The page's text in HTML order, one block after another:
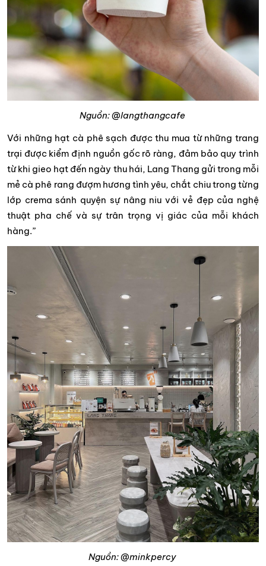
Nguồn: @langthangcafe
Với những hạt cà phê sạch được thu mua từ những trang
trại được kiểm định nguồn gốc rõ ràng, đảm bảo quy trình
từ khi gieo hạt đến ngày thu hái, Lang Thang gửi trong mỗi
mẻ cà phê rang đượm hương tình yêu, chắt chiu trong từng
lớp crema sánh quyện sự nâng niu với vẻ đẹp của nghệ
thuật pha chế và sự trân trọng vị giác của mỗi khách
hàng.”
Nguồn: @minkpercy